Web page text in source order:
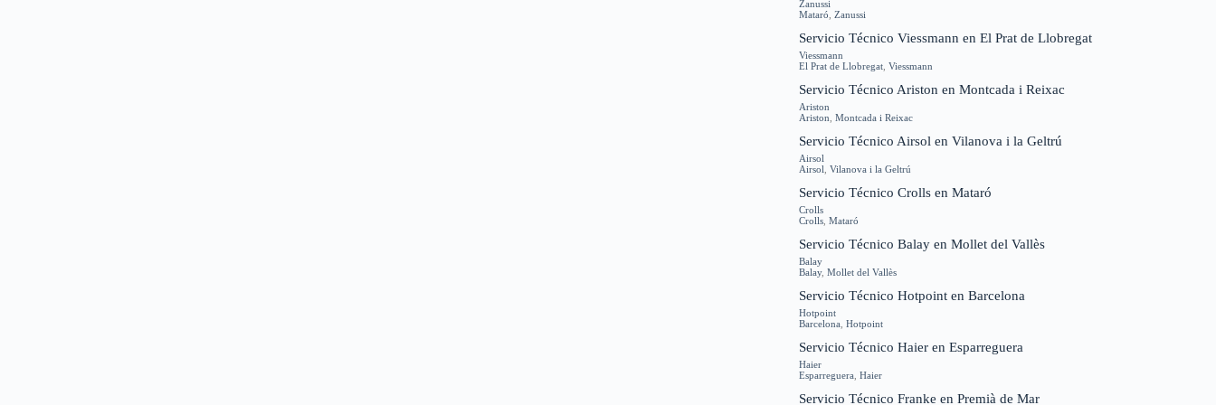
Zanussi
Mataró ,Zanussi
Servicio Técnico Viessmann en El Prat de Llobregat
Viessmann
El Prat de Llobregat ,Viessmann
Servicio Técnico Ariston en Montcada i Reixac
Ariston
Ariston ,Montcada i Reixac
Servicio Técnico Airsol en Vilanova i la Geltrú
Airsol
Airsol ,Vilanova i la Geltrú
Servicio Técnico Crolls en Mataró
Crolls
Crolls ,Mataró
Servicio Técnico Balay en Mollet del Vallès
Balay
Balay,Mollet del Vallès
Servicio Técnico Hotpoint en Barcelona
Hotpoint
Barcelona ,Hotpoint
Servicio Técnico Haier en Esparreguera
Haier
Esparreguera ,Haier
Servicio Técnico Franke en Premià de Mar